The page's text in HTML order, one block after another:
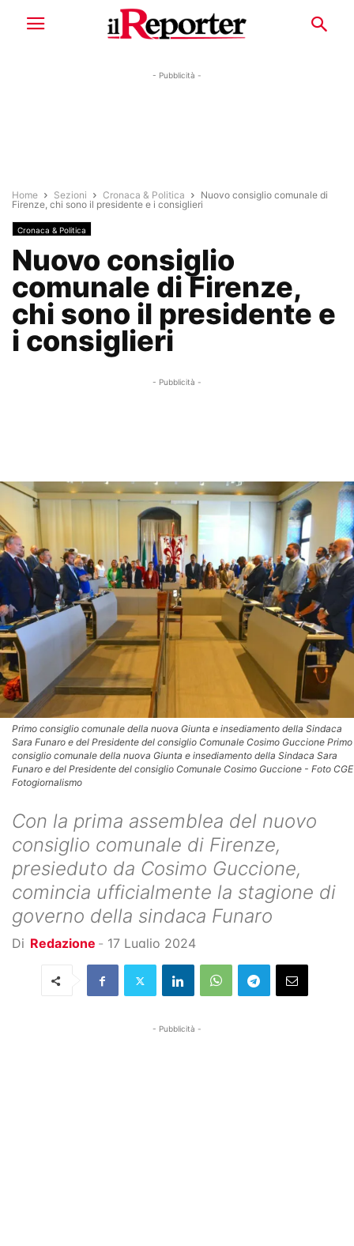
- Pubblicità -
Home Sezioni Cronaca & Politica
Nuovo consiglio comunale di
Firenze, chi sono il presidente e i consiglieri
Cronaca & Politica
Nuovo consiglio
comunale di Firenze,
chi sono il presidente e
i consiglieri
- Pubblicità -
Primo consiglio comunale della nuova Giunta e insediamento della Sindaca
Sara Funaro e del Presidente del consiglio Comunale Cosimo Guccione Primo
consiglio comunale della nuova Giunta e insediamento della Sindaca Sara
Funaro e del Presidente del consiglio Comunale Cosimo Guccione - Foto CGE
Fotogiornalismo
Con la prima assemblea del nuovo
consiglio comunale di Firenze,
presieduto da Cosimo Guccione,
comincia ufficialmente la stagione di
governo della sindaca Funaro
Di Redazione - 17 Luglio 2024
- Pubblicità -